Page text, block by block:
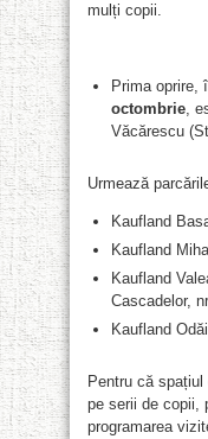
mulți copii.
Prima oprire,
octombrie,
Văcărescu
Urmează
Kaufland
Kaufland
Kaufland
Cascadelor,
Kaufland
Pentru că
pe serii de copii,
programarea